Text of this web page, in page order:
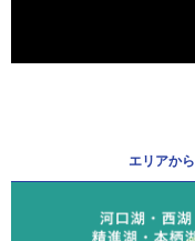
エリアから